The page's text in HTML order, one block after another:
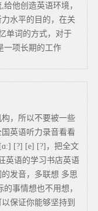
他创造英语环境，
水平的目的，在关
单词的方式，对于
一项长期的工作
，所以不要被一些
英语听力录音看看
[?] [e] [?]，把全文
英语的学习书店英语
发音，多联想 多思
事情想也不用想，
保证你能够坚持到